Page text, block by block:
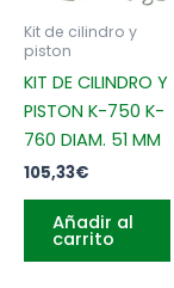
Kit de cilindro y
piston
KIT DE CILINDRO Y
PISTON K-750 K-
760 DIAM. 51 MM
105,33€
Añadir al
carrito